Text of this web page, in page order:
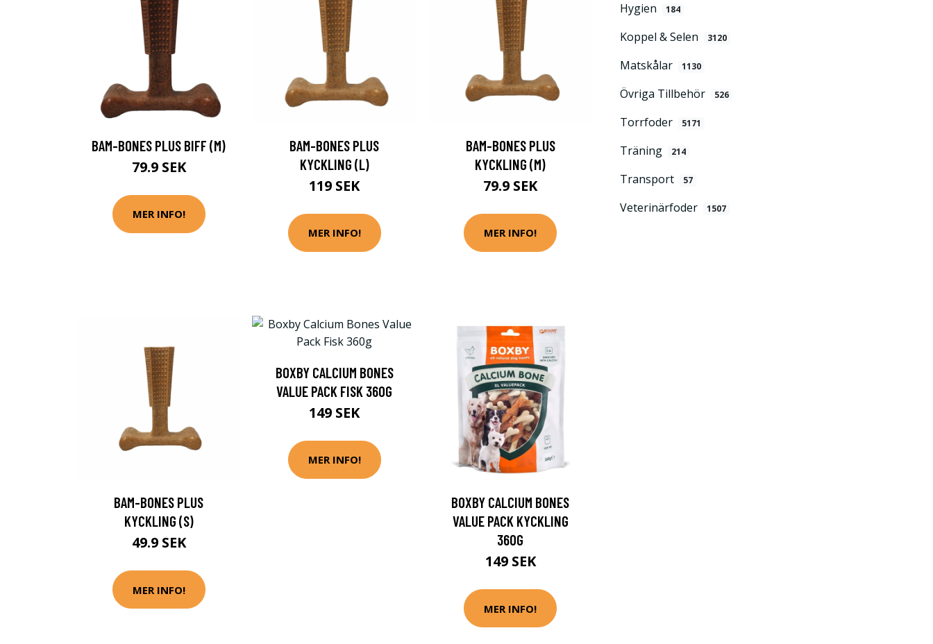
Hygien 184
Koppel & Selen 3120
Matskålar 1130
Övriga Tillbehör 526
Torrfoder 5171
Träning 214
Transport 57
Veterinärfoder 1507
BAM-BONES PLUS BIFF (M)
79.9 SEK
MER INFO!
BAM-BONES PLUS
KYCKLING (L)
119 SEK
MER INFO!
BAM-BONES PLUS
KYCKLING (M)
79.9 SEK
MER INFO!
BAM-BONES PLUS
KYCKLING (S)
49.9 SEK
MER INFO!
BOXBY CALCIUM BONES
VALUE PACK FISK 360G
149 SEK
MER INFO!
BOXBY CALCIUM BONES
VALUE PACK KYCKLING
360G
149 SEK
MER INFO!